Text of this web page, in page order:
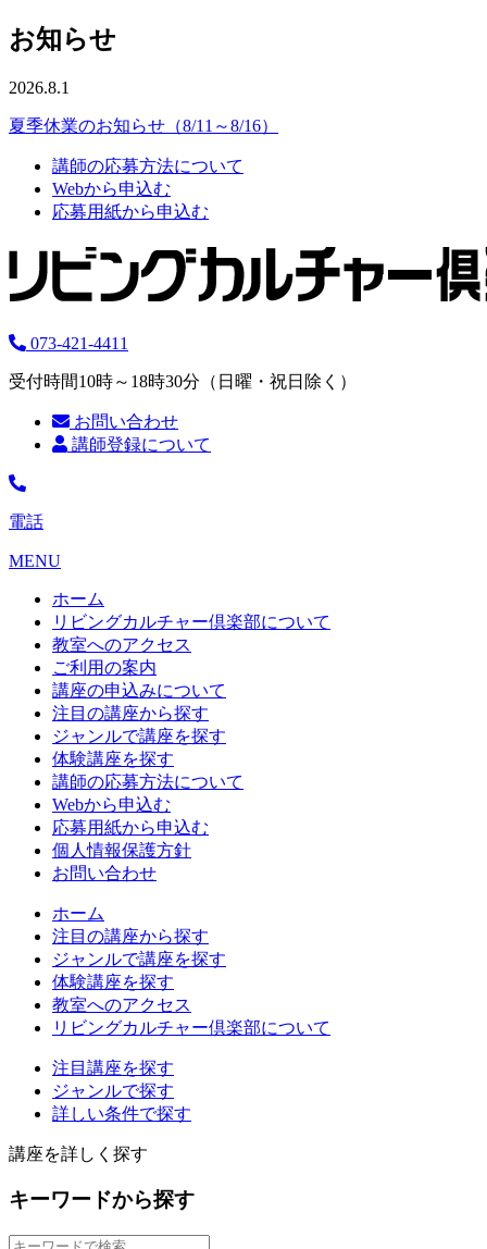
お知らせ
2026.8.1
夏季休業のお知らせ（8/11～8/16）
講師の応募方法について
Webから申込む
応募用紙から申込む
073-421-4411
受付時間10時～18時30分（日曜・祝日除く）
お問い合わせ
講師登録について
電話
MENU
ホーム
リビングカルチャー倶楽部について
教室へのアクセス
ご利用の案内
講座の申込みについて
注目の講座から探す
ジャンルで講座を探す
体験講座を探す
講師の応募方法について
Webから申込む
応募用紙から申込む
個人情報保護方針
お問い合わせ
ホーム
注目の講座から探す
ジャンルで講座を探す
体験講座を探す
教室へのアクセス
リビングカルチャー倶楽部について
注目講座を探す
ジャンルで探す
詳しい条件で探す
講座を詳しく探す
キーワードから探す